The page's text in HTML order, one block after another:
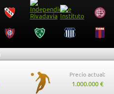
Precio actual:
1.000.000 €